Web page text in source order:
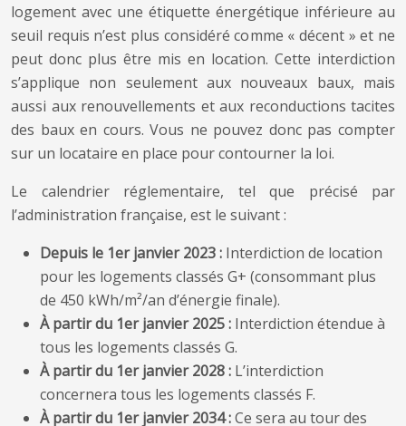
logement avec une étiquette énergétique inférieure au
seuil requis n’est plus considéré comme « décent » et ne
peut donc plus être mis en location. Cette interdiction
s’applique non seulement aux nouveaux baux, mais
aussi aux renouvellements et aux reconductions tacites
des baux en cours. Vous ne pouvez donc pas compter
sur un locataire en place pour contourner la loi.
Le calendrier réglementaire, tel que précisé par
l’administration française, est le suivant :
Depuis le 1er janvier 2023 : Interdiction de location
pour les logements classés G+ (consommant plus
de 450 kWh/m²/an d’énergie finale).
À partir du 1er janvier 2025 : Interdiction étendue à
tous les logements classés G.
À partir du 1er janvier 2028 : L’interdiction
concernera tous les logements classés F.
À partir du 1er janvier 2034 :Ce sera au tour des